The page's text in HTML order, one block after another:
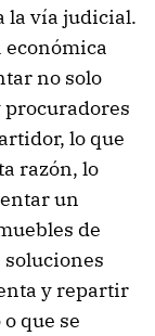
la vía judicial.
económica
no solo
lo que
razón, lo
un
de
y repartir
que se